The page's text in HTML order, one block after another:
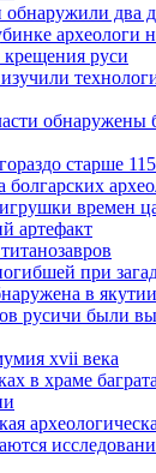
обнаружили два
руси
обнаружены
старше
болгарских
времен
артефакт
при
в якутии
русичи были
xvii века
в храме